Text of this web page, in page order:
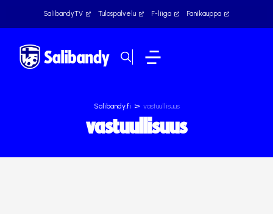
SalibandyTV Tulospalvelu F-liiga Fanikauppa
Salibandy.fi > vastuullisuus
vastuullisuus